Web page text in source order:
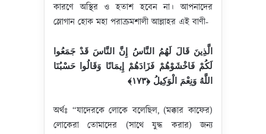
কারণে অস্থির ও হতাশ হবেন না। আপনাদের
স্লোগান হোক মহা পরাক্রমশালী আল্লাহর এই বাণী-
الَّذِينَ قَالَ لَهُمُ النَّاسُ إِنَّ النَّاسَ قَدْ جَمَعُوا
لَكُمْ فَاخْشَوْهُمْ فَزَادَهُمْ إِيمَانًا وَقَالُوا حَسْبُنَا
اللَّهُ وَنِعْمَ الْوَكِيلُ ﴿١٧٣﴾‏
অর্থঃ “যাদেরকে লোকে বলেছিল, (মক্কার কাফের)
লোকেরা তোমাদের (সাথে যুদ্ধ করার) জন্য